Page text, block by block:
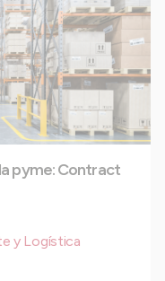
pyme: Contract
y Logística